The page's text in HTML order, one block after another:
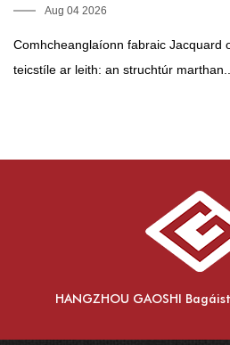
Aug 04 2026
Comhcheanglaíonn fabraic Jacquard
teicstíle ar leith: an struchtúr
HANGZHOU GAOSHI